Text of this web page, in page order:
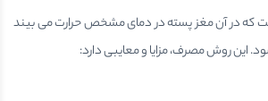
که در آن مغز پسته در دمای مشخص حرارت می بیند
این روش مصرف، مزایا و معایبی دارد: